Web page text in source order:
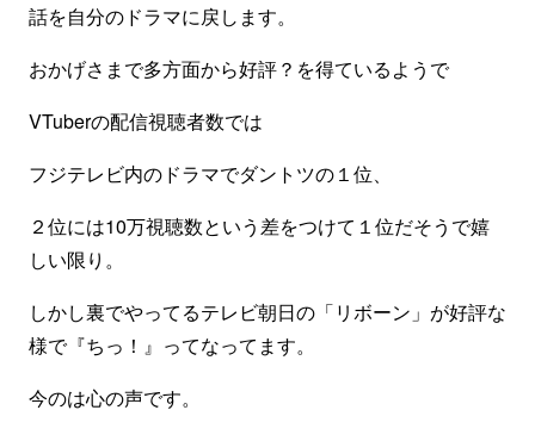
話を自分のドラマに戻します。
おかげさまで多方面から好評？を得ているようで
VTuberの配信視聴者数では
フジテレビ内のドラマでダントツの１位、
２位には10万視聴数という差をつけて１位だそうで嬉
しい限り。
しかし裏でやってるテレビ朝日の「リボーン」が好評な
様で『ちっ！』ってなってます。
今のは心の声です。